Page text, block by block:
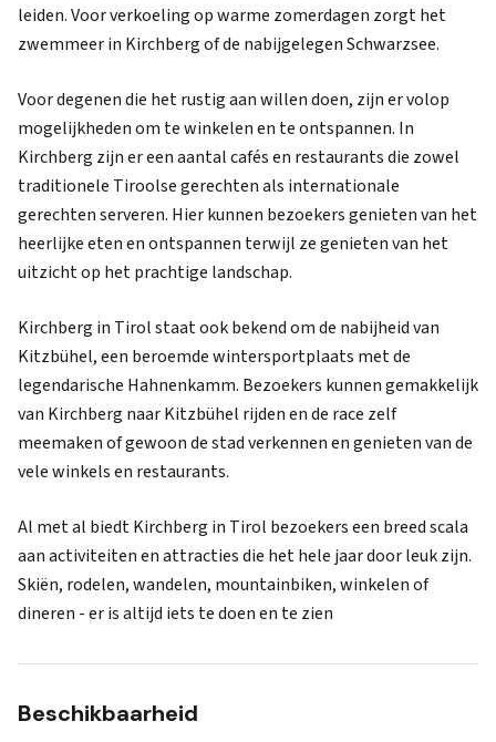
leiden. Voor verkoeling op warme zomerdagen zorgt het
zwemmeer in Kirchberg of de nabijgelegen Schwarzsee.
Voor degenen die het rustig aan willen doen, zijn er volop
mogelijkheden om te winkelen en te ontspannen. In
Kirchberg zijn er een aantal cafés en restaurants die zowel
traditionele Tiroolse gerechten als internationale
gerechten serveren. Hier kunnen bezoekers genieten van het
heerlijke eten en ontspannen terwijl ze genieten van het
uitzicht op het prachtige landschap.
Kirchberg in Tirol staat ook bekend om de nabijheid van
Kitzbühel, een beroemde wintersportplaats met de
legendarische Hahnenkamm. Bezoekers kunnen gemakkelijk
van Kirchberg naar Kitzbühel rijden en de race zelf
meemaken of gewoon de stad verkennen en genieten van de
vele winkels en restaurants.
Al met al biedt Kirchberg in Tirol bezoekers een breed scala
aan activiteiten en attracties die het hele jaar door leuk zijn.
Skiën, rodelen, wandelen, mountainbiken, winkelen of
dineren - er is altijd iets te doen en te zien
Beschikbaarheid